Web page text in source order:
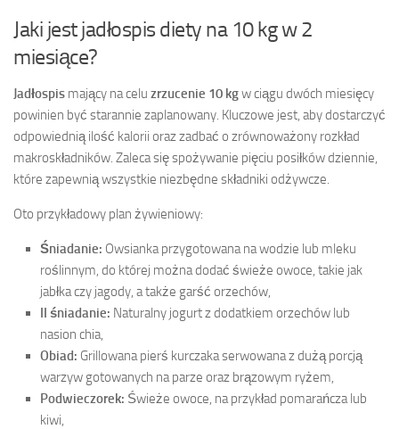
Jaki jest jadłospis diety na 10 kg w 2
miesiące?
Jadłospis mający na celu zrzucenie 10 kgw ciągu dwóch miesięcy
powinien być starannie zaplanowany. Kluczowe jest, aby dostarczyć
odpowiednią ilość kalorii oraz zadbać o zrównoważony rozkład
makroskładników. Zaleca się spożywanie pięciu posiłków dziennie,
które zapewnią wszystkie niezbędne składniki odżywcze.
Oto przykładowy plan żywieniowy:
Śniadanie: Owsianka przygotowana na wodzie lub mleku
roślinnym, do której można dodać świeże owoce, takie jak
jabłka czy jagody, a także garść orzechów,
II śniadanie: Naturalny jogurt z dodatkiem orzechów lub
nasion chia,
Obiad: Grillowana pierś kurczaka serwowana z dużą porcją
warzyw gotowanych na parze oraz brązowym ryżem,
Podwieczorek: Świeże owoce, na przykład pomarańcza lub
kiwi,